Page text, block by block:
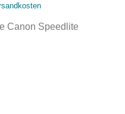
Canon Speedlite